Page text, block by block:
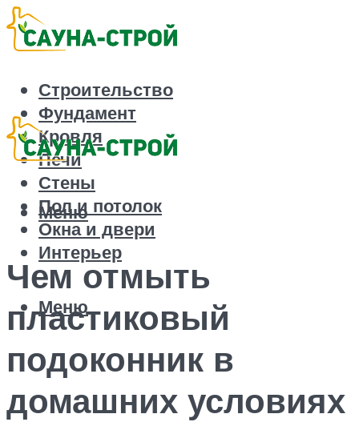
Строительство
Фундамент
Кровля
Печи
Стены
Пол и потолок
Окна и двери
Интерьер
Меню
Меню
Чем отмыть
пластиковый
подоконник в
домашних условиях